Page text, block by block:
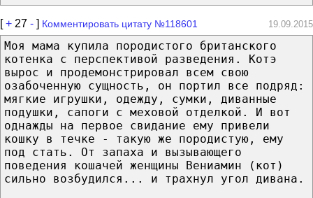
[+ 27 - ] Комментировать цитату №118601 19.09.2015
Моя мама купила породистого британского
котенка с перспективой разведения. Котэ
вырос и продемонстрировал всем свою
озабоченную сущность, он портил все подряд:
мягкие игрушки, одежду, сумки, диванные
подушки, сапоги с меховой отделкой. И вот
однажды на первое свидание ему привели
кошку в течке - такую же породистую, ему
под стать. От запаха и вызывающего
поведения кошачей женщины Вениамин (кот)
сильно возбудился... и трахнул угол дивана.